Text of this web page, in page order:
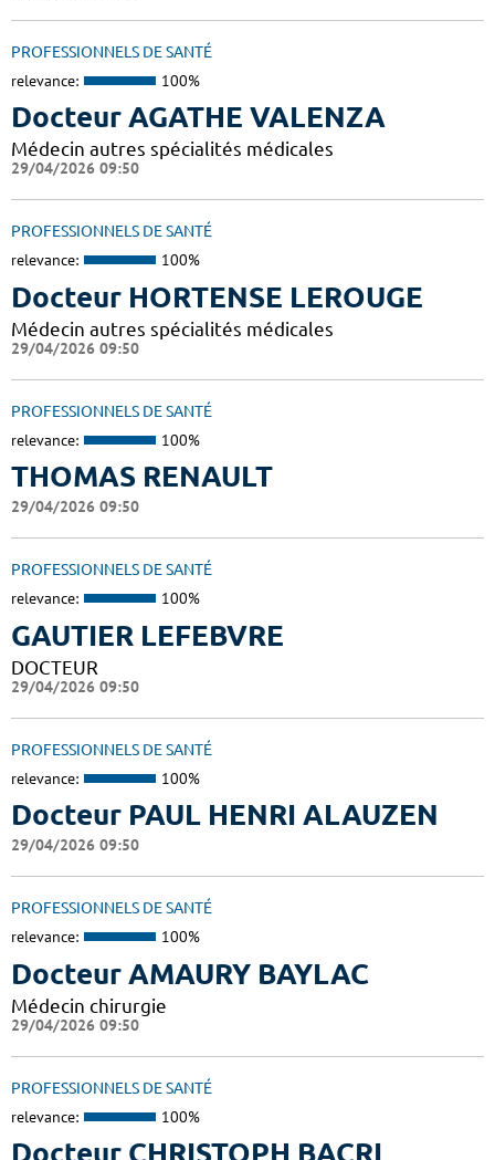
PROFESSIONNELS DE SANTÉ
relevance: 100%
Docteur AGATHE VALENZA
Médecin autres spécialités médicales
29/04/2026 09:50
PROFESSIONNELS DE SANTÉ
relevance: 100%
Docteur HORTENSE LEROUGE
Médecin autres spécialités médicales
29/04/2026 09:50
PROFESSIONNELS DE SANTÉ
relevance: 100%
THOMAS RENAULT
29/04/2026 09:50
PROFESSIONNELS DE SANTÉ
relevance: 100%
GAUTIER LEFEBVRE
DOCTEUR
29/04/2026 09:50
PROFESSIONNELS DE SANTÉ
relevance: 100%
Docteur PAUL HENRI ALAUZEN
29/04/2026 09:50
PROFESSIONNELS DE SANTÉ
relevance: 100%
Docteur AMAURY BAYLAC
Médecin chirurgie
29/04/2026 09:50
PROFESSIONNELS DE SANTÉ
relevance: 100%
Docteur CHRISTOPH BACRI